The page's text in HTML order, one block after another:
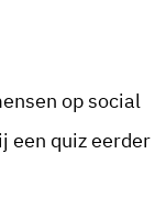
op social
een quiz eerder